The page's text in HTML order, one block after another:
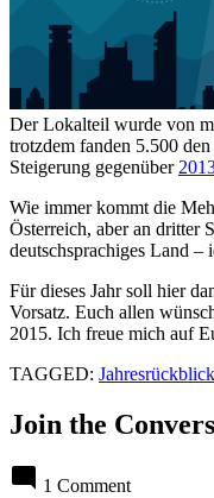
Der Lokalteil wurde von
trotzdem fanden 5.500
Steigerung gegenüber
Wie immer kommt die
Österreich, aber an dritter
deutschsprachiges Land –
Für dieses Jahr soll hier
Vorsatz. Euch allen
2015. Ich freue mich auf
TAGGED: Jahresrückblick
Join the
1 Comment